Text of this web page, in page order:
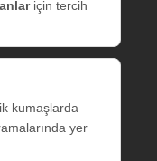
için tercih
kumaşlarda
yer